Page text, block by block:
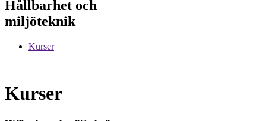
Hållbarhet och
miljöteknik
Kurser
Kurser